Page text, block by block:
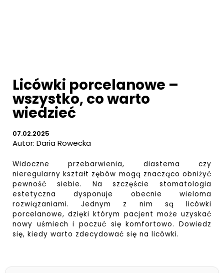
Licówki porcelanowe –
wszystko, co warto
wiedzieć
07.02.2025
Autor: Daria Rowecka
Widoczne przebarwienia, diastema czy
nieregularny kształt zębów mogą znacząco obniżyć
pewność siebie. Na szczęście stomatologia
estetyczna dysponuje obecnie wieloma
rozwiązaniami. Jednym z nim są licówki
porcelanowe, dzięki którym pacjent może uzyskać
nowy uśmiech i poczuć się komfortowo. Dowiedz
się, kiedy warto zdecydować się na licówki.